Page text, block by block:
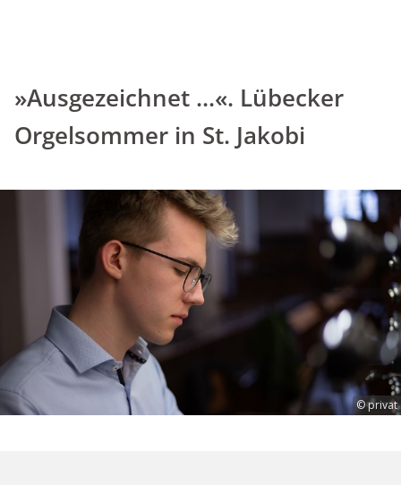
»Ausgezeichnet ...«. Lübecker
Orgelsommer in St. Jakobi
© privat